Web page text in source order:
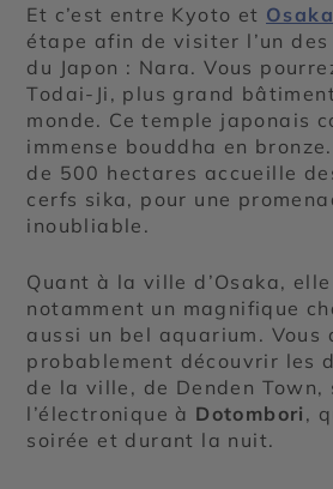
Et c’est entre Kyoto et Osaka
étape afin de visiter l’un
du Japon : Nara. Vous
Todai-Ji, plus grand
monde. Ce temple japonais
immense bouddha en
de 500 hectares accueille
cerfs sika, pour une
inoubliable.
Quant à la ville d’Osaka,
notamment un magnifique
aussi un bel aquarium. Vous
probablement découvrir les
de la ville, de Denden Town,
l’électronique à Dotombori ,
soirée et durant la nuit.